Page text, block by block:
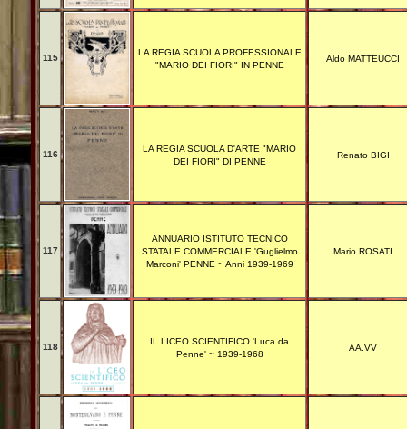
115
LA REGIA SCUOLA PROFESSIONALE
"MARIO DEI FIORI" IN PENNE
Aldo MATTEUCCI
116
LA REGIA SCUOLA D'ARTE "MARIO
DEI FIORI" DI PENNE
Renato BIGI
117
ANNUARIO ISTITUTO TECNICO
STATALE COMMERCIALE 'Guglielmo
Marconi' PENNE ~ Anni 1939-1969
Mario ROSATI
118
IL LICEO SCIENTIFICO 'Luca da
Penne' ~ 1939-1968
AA.VV